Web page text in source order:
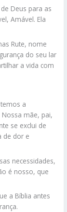
Deus para as
Amável. Ela
Rute, nome
do seu lar
a vida com
a
mãe, pai,
se exclui de
de dor e
necessidades,
é nosso, que
a Bíblia antes